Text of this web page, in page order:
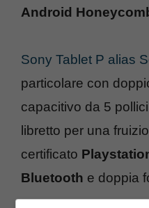
Android
Sony Tablet P alias
particolare con
capacitivo da 5
libretto per una
certificato
Bluetooth e doppia